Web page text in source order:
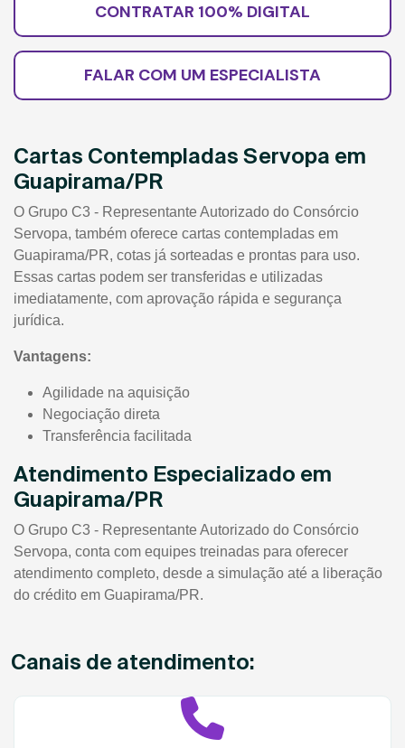
CONTRATAR 100% DIGITAL
FALAR COM UM ESPECIALISTA
Cartas Contempladas Servopa em
Guapirama/PR
O Grupo C3 - Representante Autorizado do Consórcio
Servopa, também oferece cartas contempladas em
Guapirama/PR, cotas já sorteadas e prontas para uso.
Essas cartas podem ser transferidas e utilizadas
imediatamente, com aprovação rápida e segurança
jurídica.
Vantagens:
Agilidade na aquisição
Negociação direta
Transferência facilitada
Atendimento Especializado em
Guapirama/PR
O Grupo C3 - Representante Autorizado do Consórcio
Servopa, conta com equipes treinadas para oferecer
atendimento completo, desde a simulação até a liberação
do crédito em Guapirama/PR.
Canais de atendimento: